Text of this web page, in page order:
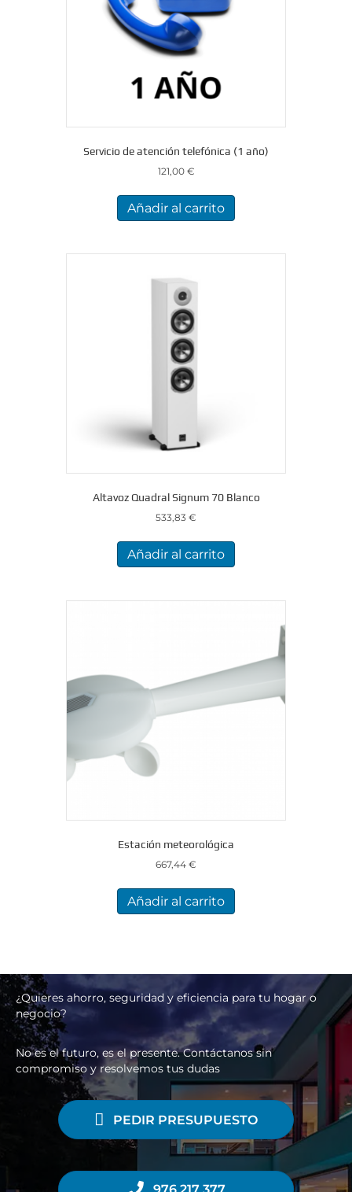
Servicio de atención telefónica (1 año)
121,00 €
Añadir al carrito
Altavoz Quadral Signum 70 Blanco
533,83 €
Añadir al carrito
Estación meteorológica
667,44 €
Añadir al carrito
¿Quieres ahorro, seguridad y eficiencia para tu hogar o
negocio?
No es el futuro, es el presente. Contáctanos sin
compromiso y resolvemos tus dudas
PEDIR PRESUPUESTO